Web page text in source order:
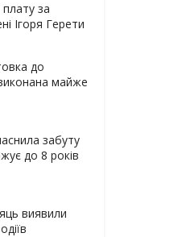
за
Ігоря Герети
до
майже
забуту
до 8 років
виявили